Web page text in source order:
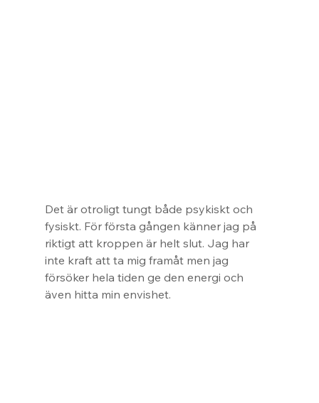
Det är otroligt tungt både psykiskt och
fysiskt. För första gången känner jag på
riktigt att kroppen är helt slut. Jag har
inte kraft att ta mig framåt men jag
försöker hela tiden ge den energi och
även hitta min envishet.